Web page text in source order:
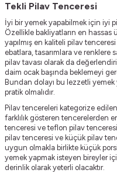
Tekli Pilav Tenceresi
İyi bir yemek yapabilmek için iyi
Özellikle bakliyatların en
yapılmış en kaliteli pilav
ebatlara, tasarımlara ve renklere
pilav tavası olarak da
daim ocak başında beklemeyi
Bundan dolayı bu lezzetli yemek
pratik olmalıdır.
Pilav tencereleri kategorize
farklılık gösteren tencerelerden
tenceresi ve teflon pilav
pilav tenceresi ve küçük pilav
uygun olmakla birlikte küçük
yemek yapmak isteyen bireyler
derinlik olarak yeterli olacaktır.